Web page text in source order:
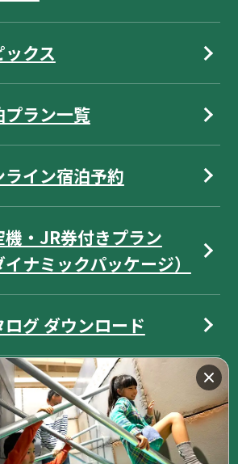
ックス
プラン一覧
ライン宿泊予約
機・JR券付きプラン
イナミックパッケージ）
ログ ダウンロード
あるご質問
トマップ